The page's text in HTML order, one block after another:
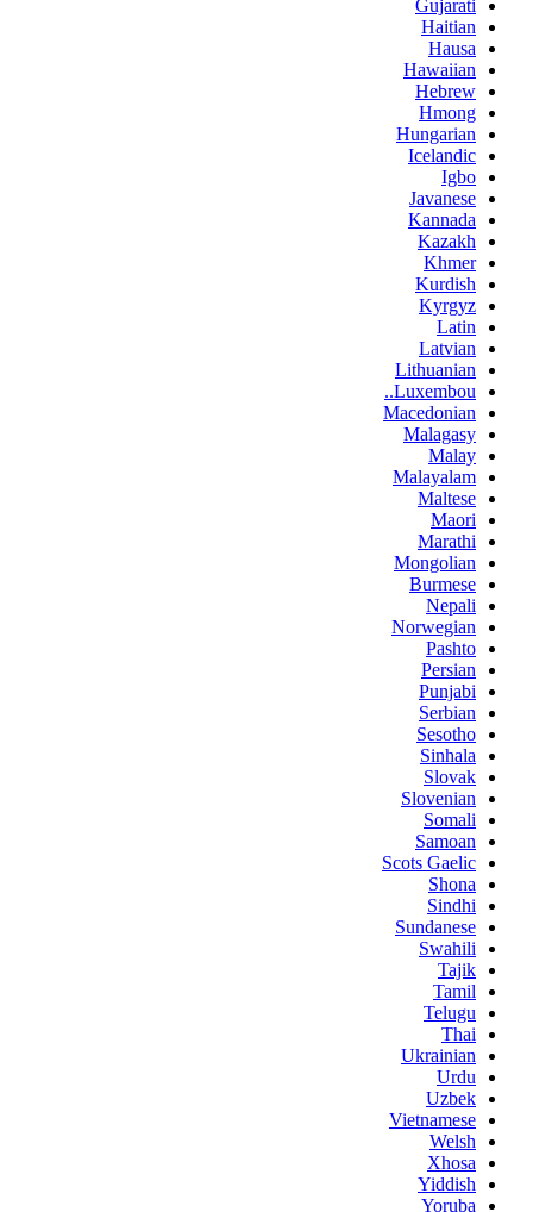
Gujarati
Haitian
Hausa
Hawaiian
Hebrew
Hmong
Hungarian
Icelandic
Igbo
Javanese
Kannada
Kazakh
Khmer
Kurdish
Kyrgyz
Latin
Latvian
Lithuanian
Luxembou..
Macedonian
Malagasy
Malay
Malayalam
Maltese
Maori
Marathi
Mongolian
Burmese
Nepali
Norwegian
Pashto
Persian
Punjabi
Serbian
Sesotho
Sinhala
Slovak
Slovenian
Somali
Samoan
Scots Gaelic
Shona
Sindhi
Sundanese
Swahili
Tajik
Tamil
Telugu
Thai
Ukrainian
Urdu
Uzbek
Vietnamese
Welsh
Xhosa
Yiddish
Yoruba